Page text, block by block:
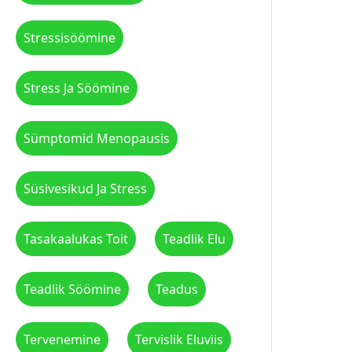
Stressisöömine
Stress Ja Söömine
Sümptomid Menopausis
Süsivesikud Ja Stress
Tasakaalukas Toit Teadlik Elu
Teadlik Söömine Teadus
Tervenemine Tervislik Eluviis